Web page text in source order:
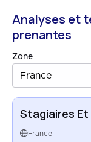
Analyses et
prenantes
Zone
France
Stagiaires
France